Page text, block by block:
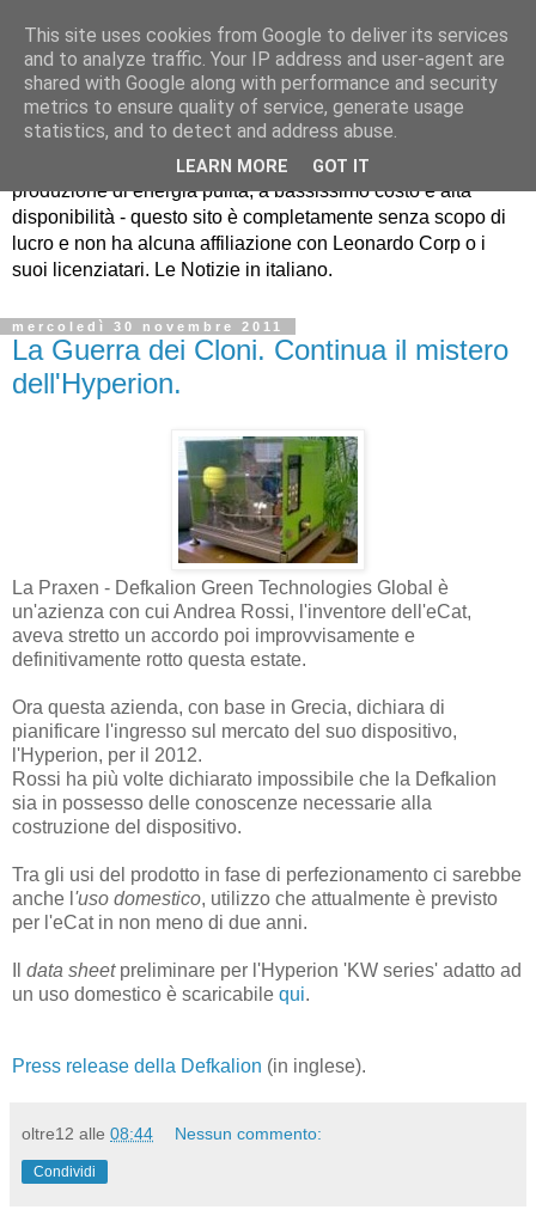
EcatNews.it
produzione di energia pulita, a bassissimo costo e alta
disponibilità - questo sito è completamente senza scopo di
lucro e non ha alcuna affiliazione con Leonardo Corp o i
suoi licenziatari. Le Notizie in italiano.
mercoledì 30 novembre 2011
La Guerra dei Cloni. Continua il mistero
dell'Hyperion.
La Praxen - Defkalion Green Technologies Global è
un'azienza con cui Andrea Rossi, l'inventore dell'eCat,
aveva stretto un accordo poi improvvisamente e
definitivamente rotto questa estate.
Ora questa azienda, con base in Grecia, dichiara di
pianificare l'ingresso sul mercato del suo dispositivo,
l'Hyperion, per il 2012.
Rossi ha più volte dichiarato impossibile che la Defkalion
sia in possesso delle conoscenze necessarie alla
costruzione del dispositivo.
Tra gli usi del prodotto in fase di perfezionamento ci sarebbe
anche l 'uso domestico, utilizzo che attualmente è previsto
per l'eCat in non meno di due anni.
data sheetpreliminare per l'Hyperion 'KW series' adatto ad
un uso domestico è scaricabile qui.
Press release della Defkalion (in inglese).
oltre12 alle 08:44 Nessun commento:
Condividi
This site uses cookies from Google to deliver its services
and to analyze traffic. Your IP address and user-agent are
shared with Google along with performance and security
metrics to ensure quality of service, generate usage
statistics, and to detect and address abuse.
LEARN MORE GOT IT